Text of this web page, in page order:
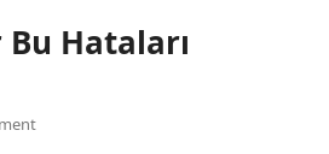
[…] Read more
Hataları